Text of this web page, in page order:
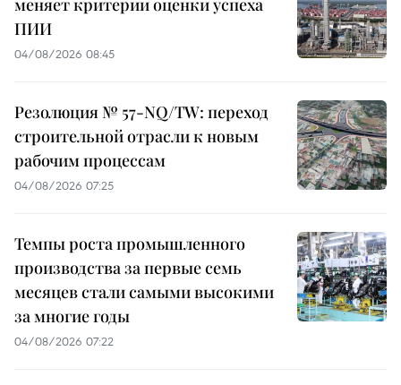
меняет критерии оценки успеха
ПИИ
04/08/2026 08:45
Резолюция № 57-NQ/TW: переход
строительной отрасли к новым
рабочим процессам
04/08/2026 07:25
Темпы роста промышленного
производства за первые семь
месяцев стали самыми высокими
за многие годы
04/08/2026 07:22